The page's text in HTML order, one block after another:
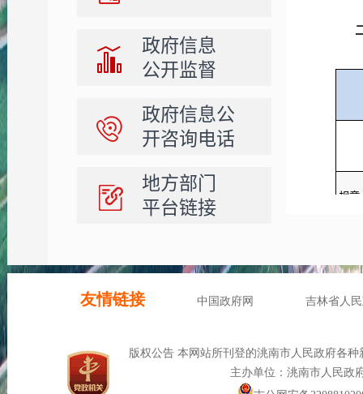
政府信息
公开监督
政府信息公
开咨询电话
地方部门
平台链接
规章